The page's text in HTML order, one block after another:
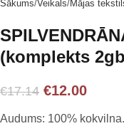
Sākums Veikals Mājas
(komplekts
€17.14 €12.00
Audums: 100% kokvilna.